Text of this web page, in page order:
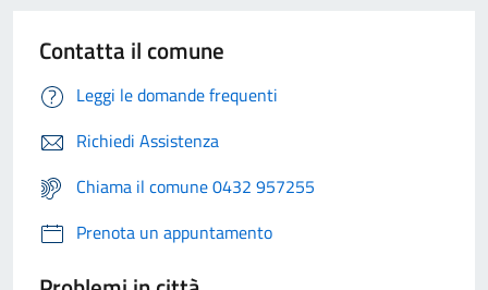
Contatta il comune
Leggi le domande frequenti
Richiedi Assistenza
Chiama il comune 0432 957255
Prenota un appuntamento